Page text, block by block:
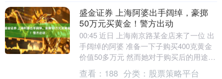
盛金证券 上海阿婆出手阔绰，豪掷
50万元买黄金！警方出动
00:45 近日 上海南京路某金店来了一位 出
手阔绰的阿婆 准备一下子购买400克黄金
价值50多万元 然而她对于购买后的用途却
含糊不清 引起了金店工作人员的注....
查看： 188 分类： 股票策略平台